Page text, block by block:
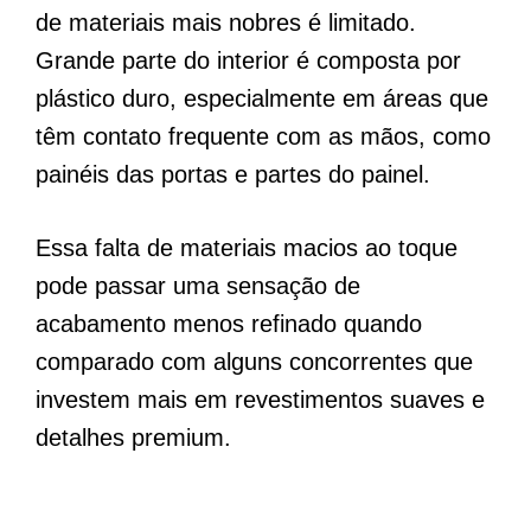
de materiais mais nobres é limitado.
Grande parte do interior é composta por
plástico duro, especialmente em áreas que
têm contato frequente com as mãos, como
painéis das portas e partes do painel.
Essa falta de materiais macios ao toque
pode passar uma sensação de
acabamento menos refinado quando
comparado com alguns concorrentes que
investem mais em revestimentos suaves e
detalhes premium.